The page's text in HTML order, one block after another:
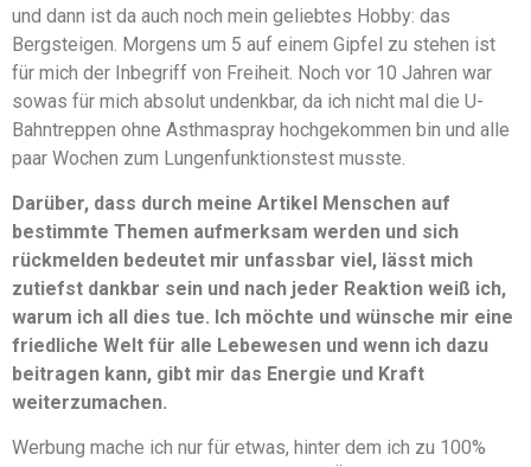
und dann ist da auch noch mein geliebtes Hobby: das
Bergsteigen. Morgens um 5 auf einem Gipfel zu stehen ist
für mich der Inbegriff von Freiheit. Noch vor 10 Jahren war
sowas für mich absolut undenkbar, da ich nicht mal die U-
Bahntreppen ohne Asthmaspray hochgekommen bin und alle
paar Wochen zum Lungenfunktionstest musste.
Darüber, dass durch meine Artikel Menschen auf
bestimmte Themen aufmerksam werden und sich
rückmelden bedeutet mir unfassbar viel, lässt mich
zutiefst dankbar sein und nach jeder Reaktion weiß ich,
warum ich all dies tue. Ich möchte und wünsche mir eine
friedliche Welt für alle Lebewesen und wenn ich dazu
beitragen kann, gibt mir das Energie und Kraft
weiterzumachen.
Werbung mache ich nur für etwas, hinter dem ich zu 100%